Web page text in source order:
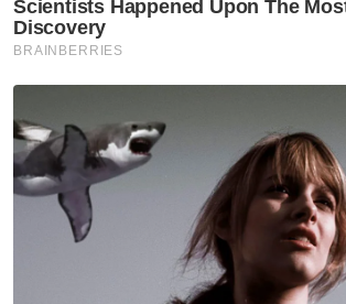
Perairan Sabah
Analisis Sinar
Kedudukan Bersatu
uji kekuatan
gabungan
Analisis Sinar